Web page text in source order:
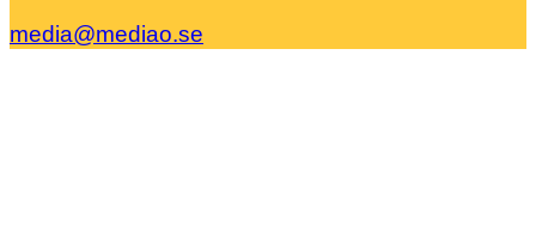
media@mediao.se